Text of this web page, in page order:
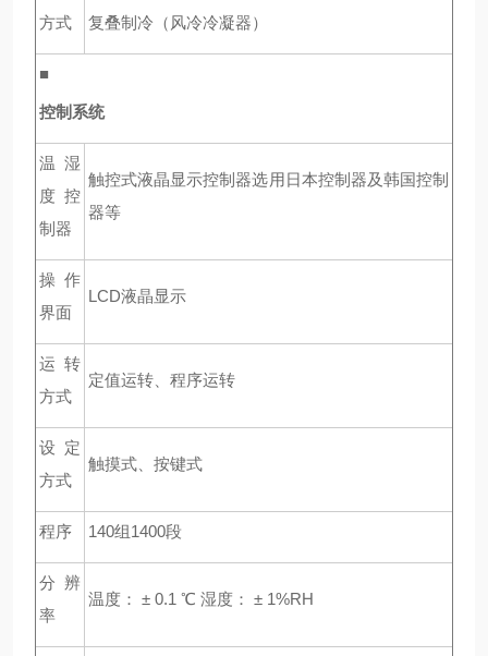
方式
复叠制冷（风冷冷凝器）
■
控制系统
温湿
度控
制器
触控式液晶显示控制器选用日本控制器及韩国控制
器等
操作
界面
LCD液晶显示
运转
方式
定值运转、程序运转
设定
方式
触摸式、按键式
程序 140组1400段
分辨
率
温度： ± 0.1 ℃ 湿度： ± 1%RH